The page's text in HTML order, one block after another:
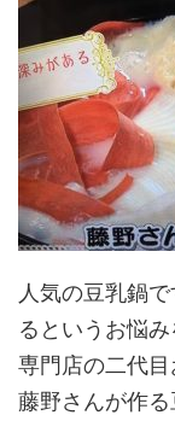
人気の豆乳鍋
るというお悩
専門店の二代目
藤野さんが作